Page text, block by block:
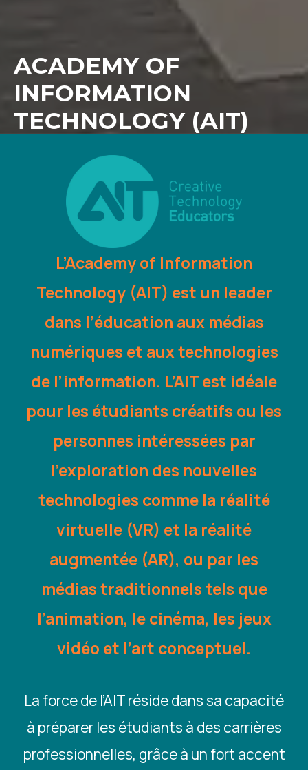
ACADEMY OF
INFORMATION
TECHNOLOGY (AIT)
L’Academy of Information
Technology (AIT) est un leader
dans l’éducation aux médias
numériques et aux technologies
de l’information. L’AIT est idéale
pour les étudiants créatifs ou les
personnes intéressées par
l’exploration des nouvelles
technologies comme la réalité
virtuelle (VR) et la réalité
augmentée (AR), ou par les
médias traditionnels tels que
l’animation, le cinéma, les jeux
vidéo et l’art conceptuel.
La force de l’AIT réside dans sa capacité
à préparer les étudiants à des carrières
professionnelles, grâce à un fort accent